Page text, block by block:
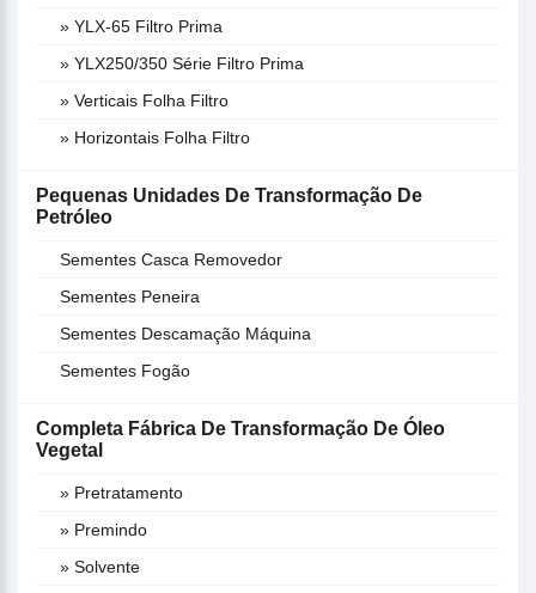
» YLX-65 Filtro Prima
» YLX250/350 Série Filtro Prima
» Verticais Folha Filtro
» Horizontais Folha Filtro
Pequenas Unidades De Transformação De
Petróleo
Sementes Casca Removedor
Sementes Peneira
Sementes Descamação Máquina
Sementes Fogão
Completa Fábrica De Transformação De Óleo
Vegetal
» Pretratamento
» Premindo
» Solvente